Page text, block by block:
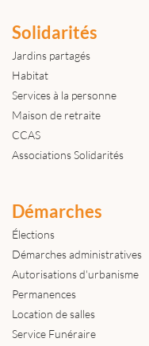
Solidarités
Jardins partagés
Habitat
Services à la personne
Maison de retraite
CCAS
Associations Solidarités
Démarches
Élections
Démarches administratives
Autorisations d'urbanisme
Permanences
Location de salles
Service Funéraire